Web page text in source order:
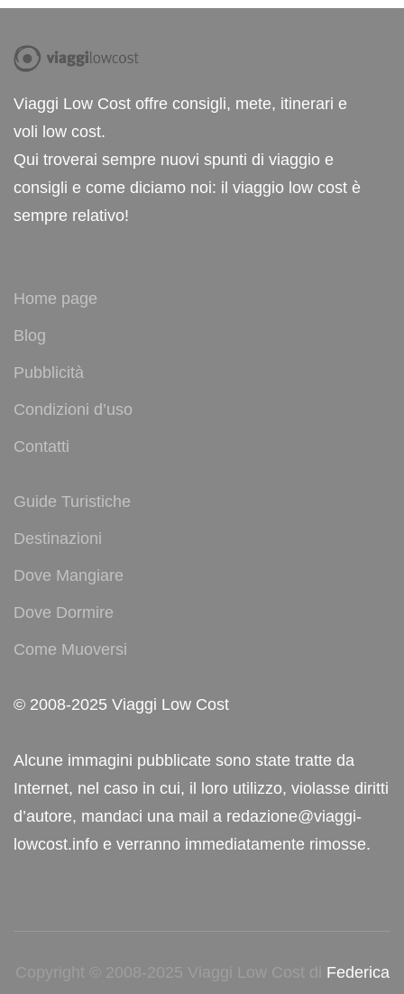
Viaggi Low Cost offre consigli, mete, itinerari e
voli low cost.
Qui troverai sempre nuovi spunti di viaggio e
consigli e come diciamo noi: il viaggio low cost è
sempre relativo!
Home page
Blog
Pubblicità
Condizioni d’uso
Contatti
Guide Turistiche
Destinazioni
Dove Mangiare
Dove Dormire
Come Muoversi
© 2008-2025 Viaggi Low Cost
Alcune immagini pubblicate sono state tratte da
Internet, nel caso in cui, il loro utilizzo, violasse diritti
d’autore, mandaci una mail a redazione@viaggi-
lowcost.info e verranno immediatamente rimosse.
Copyright © 2008-2025 Viaggi Low Cost di Federica